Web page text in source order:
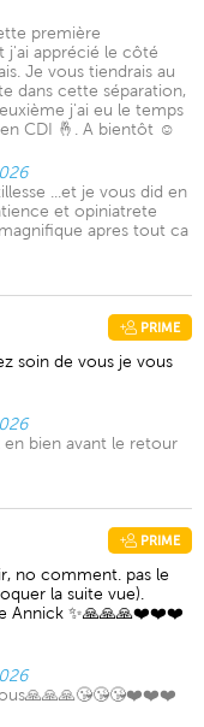
première
j'ai apprécié le côté
Je vous tiendrais au
dans cette séparation,
j'ai eu le temps
CDI 🤞. A bientôt ☺️
...et je vous did en
et opiniatrete
apres tout ca
PRIME
soin de vous je vous
bien avant le retour
PRIME
no comment. pas le
la suite vue).
Annick ✨️🙏🙏🙏❤️❤️❤️